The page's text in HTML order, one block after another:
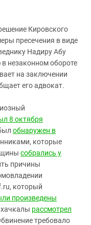
В ЧЕЧНЕ
АКТИВИСТОВ
И ПРОТЕСТЫ
Кировского
пресечения в виде
Надиру Абу
незаконном обороте
на заключении
его адвокат.
8 октября
обнаружен в
которые
собрались у
причины
который
произведены
рассмотрел
требовало